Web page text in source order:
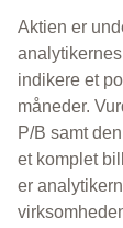
Aktien er
indikere et
måneder.
P/B samt
et komplet
er